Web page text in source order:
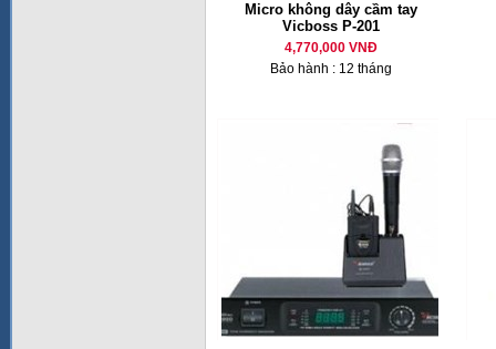
Micro không dây cầm tay
Vicboss P-201
4,770,000 VNĐ
Bảo hành : 12 tháng